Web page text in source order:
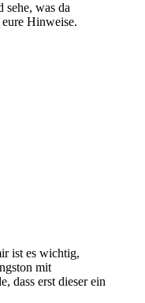
was da
Hinweise.
ist es wichtig,
mit
dass erst dieser ein